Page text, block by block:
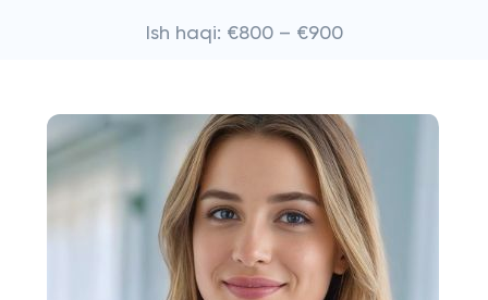
Ish haqi: €800 – €900